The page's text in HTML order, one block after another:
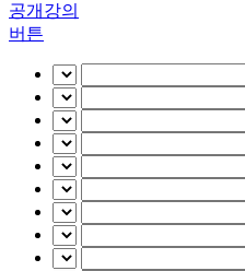
공개강의
버튼